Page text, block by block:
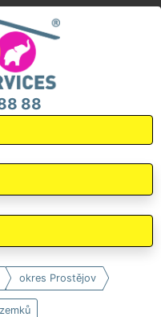
88
okres Prostějov